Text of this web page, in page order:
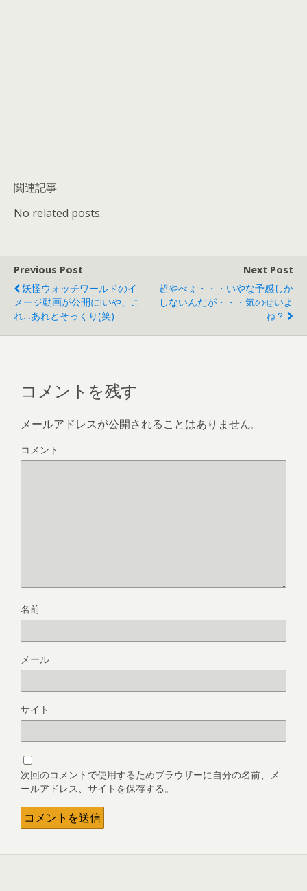
関連記事
No related posts.
Previous Post
妖怪ウォッチワールドのイ
メージ動画が公開に!いや、こ
れ…あれとそっくり(笑)
Next Post
超やべぇ・・・いやな予感しか
しないんだが・・・気のせいよ
ね？
コメントを残す
メールアドレスが公開されることはありません。
コメント
名前
メール
サイト
次回のコメントで使用するためブラウザーに自分の名前、メ
ールアドレス、サイトを保存する。